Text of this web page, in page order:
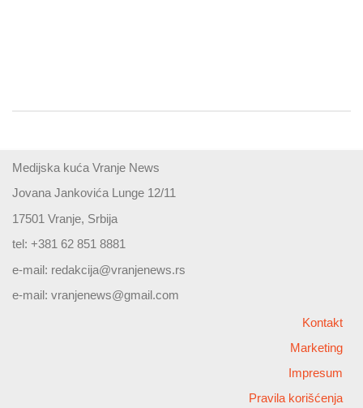
Medijska kuća Vranje News
Jovana Jankovića Lunge 12/11
17501 Vranje, Srbija
tel: +381 62 851 8881
e-mail: redakcija@vranjenews.rs
e-mail: vranjenews@gmail.com
Kontakt
Marketing
Impresum
Pravila korišćenja